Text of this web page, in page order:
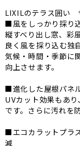
LIXILのテラス囲い
■風をしっかり採り
縦すべり出し窓、彩
良く風を採り込む独
気候・時間・季節に
向上させます。
■進化した屋根パネ
UVカット効果もあ
です。さらに汚れを
■エコカラットプラ
減